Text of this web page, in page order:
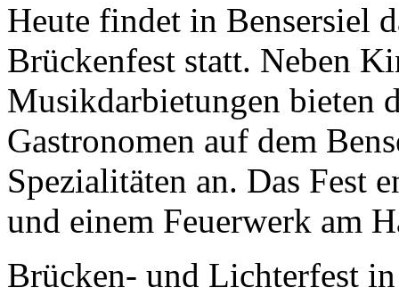
Heute findet in Bensersiel
Brückenfest statt. Neben
Musikdarbietungen bieten
Gastronomen auf dem
Spezialitäten an. Das Fest
und einem Feuerwerk am
Brücken- und Lichterfest